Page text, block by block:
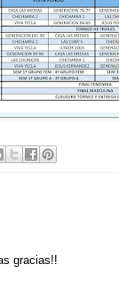
gracias!!